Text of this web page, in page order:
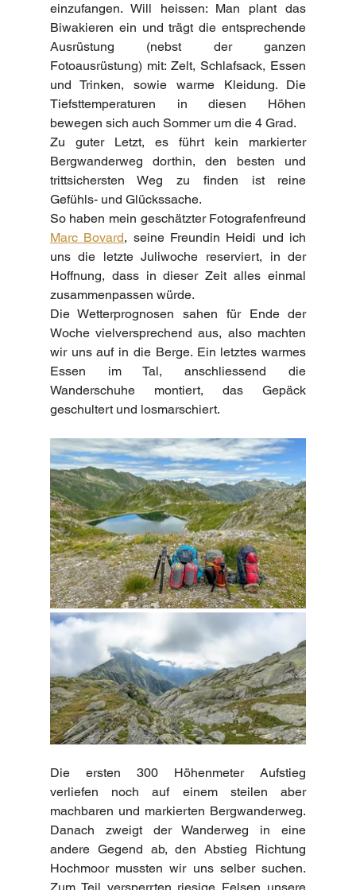
einzufangen. Will heissen: Man plant das
Biwakieren ein und trägt die entsprechende
Ausrüstung (nebst der ganzen
Fotoausrüstung) mit: Zelt, Schlafsack, Essen
und Trinken, sowie warme Kleidung. Die
Tiefsttemperaturen in diesen Höhen
bewegen sich auch Sommer um die 4 Grad.
Zu guter Letzt, es führt kein markierter
Bergwanderweg dorthin, den besten und
trittsichersten Weg zu finden ist reine
Gefühls- und Glückssache.
Marc Bovard, seine Freundin Heidi und ich
uns die letzte Juliwoche reserviert, in der
Hoffnung, dass in dieser Zeit alles einmal
zusammenpassen würde.
Die Wetterprognosen sahen für Ende der
Woche vielversprechend aus, also machten
wir uns auf in die Berge. Ein letztes warmes
Essen im Tal, anschliessend die
Wanderschuhe montiert, das Gepäck
geschultert und losmarschiert.
Die ersten 300 Höhenmeter Aufstieg
verliefen noch auf einem steilen aber
machbaren und markierten Bergwanderweg.
Danach zweigt der Wanderweg in eine
andere Gegend ab, den Abstieg Richtung
Hochmoor mussten wir uns selber suchen.